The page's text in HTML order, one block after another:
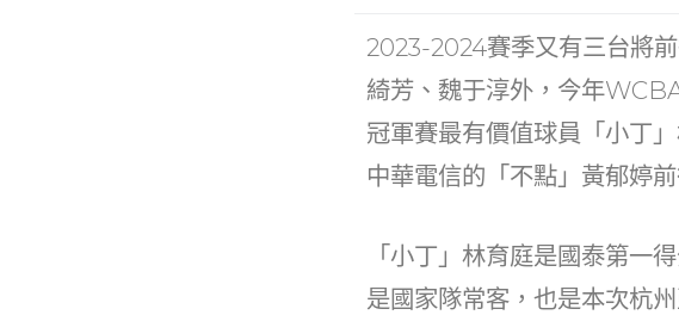
e c
e
b
o
o
k
itt
er
ai
l
C
h
at
k
e
n
2023-2024賽季又有三台將
綺芳、魏于淳外，今年
冠軍賽最有價值球員「小丁
中華電信的「不點」黃郁婷前
「小丁」林育庭是國泰第一
是國家隊常客，也是本次杭